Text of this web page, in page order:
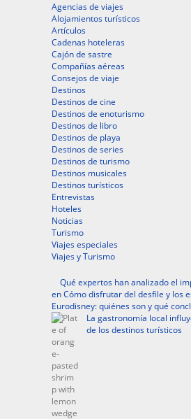
Agencias de viajes
Alojamientos turísticos
Artículos
Cadenas hoteleras
Cajón de sastre
Compañías aéreas
Consejos de viaje
Destinos
Destinos de cine
Destinos de enoturismo
Destinos de libro
Destinos de playa
Destinos de series
Destinos de turismo
Destinos musicales
Destinos turísticos
Entrevistas
Hoteles
Noticias
Turismo
Viajes especiales
Viajes y Turismo
Qué expertos han analizado el
en Cómo disfrutar del desfile y los
Eurodisney: quiénes son y qué
La gastronomía local
de los destinos turísticos